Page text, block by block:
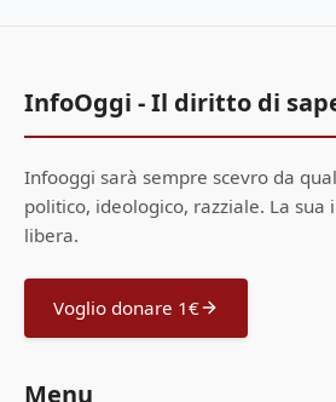
InfoOggi - Il diritto di
Infooggi sarà sempre scevro da
politico, ideologico, razziale. La sua
libera.
Voglio donare 1€
Menu